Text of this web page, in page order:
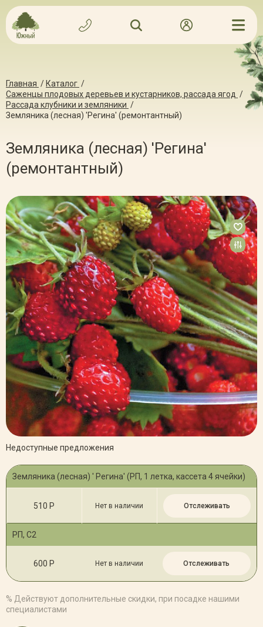
Главная / Каталог /
Саженцы плодовых деревьев и кустарников, рассада ягод /
Рассада клубники и земляники /
Земляника (лесная) 'Регина' (ремонтантный)
Земляника (лесная) 'Регина'
(ремонтантный)
Недоступные предложения
Земляника (лесная) ' Регина' (РП, 1 летка, кассета 4 ячейки)
510 Р Нет в наличии Отслеживать
РП, С2
600 Р Нет в наличии Отслеживать
% Действуют дополнительные скидки, при посадке нашими
специалистами